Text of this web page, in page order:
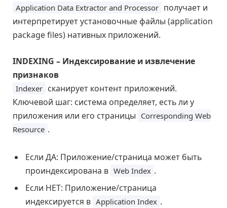
Application Data Extractor and Processor получает и
интерпретирует установочные файлы (application
package files) нативных приложений.
INDEXING – Индексирование и извлечение
признаков
Indexer сканирует контент приложений.
Ключевой шаг: система определяет, есть ли у
приложения или его страницы Corresponding Web
Resource .
Если ДА: Приложение/страница может быть
проиндексирована в Web Index .
Если НЕТ: Приложение/страница
индексируется в Application Index .